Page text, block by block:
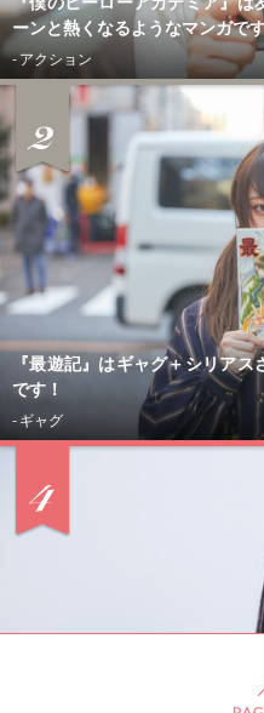
ーンと熱くなるようなマンガで
- アクション
『最遊記』はギャグ＋シリア
です！
- ギャグ
CONTACT
- 未分類
「男がここまで狂うともはや気